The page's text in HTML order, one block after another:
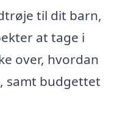
til dit barn,
at tage i
over, hvordan
samt budgettet